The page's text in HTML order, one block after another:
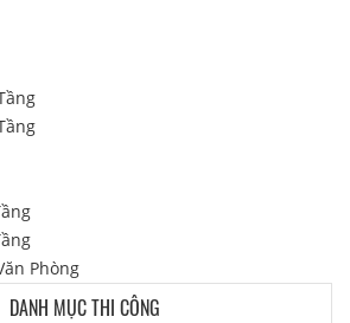
Phòng
DANH MỤC THI CÔNG